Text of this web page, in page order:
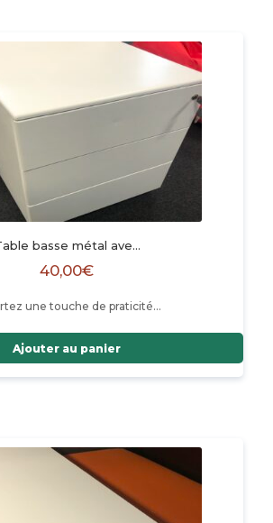
basse métal ave…
40,00€
une touche de praticité…
Ajouter au panier